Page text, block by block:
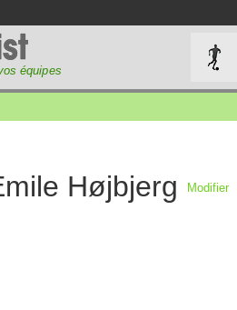
équipes
Højbjerg Modifier